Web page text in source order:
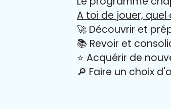
A toi de jouer,
🚀 Découvrir et
📚 Revoir et
⭐️ Acquérir de
🔎 Faire un choix